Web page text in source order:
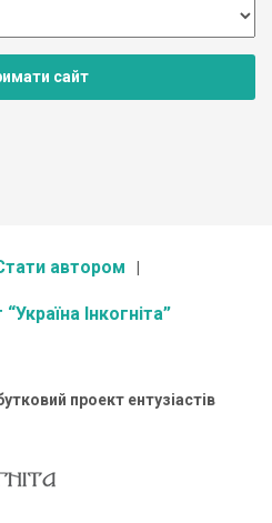
сайт
автором
Інкогніта”
проект ентузіастів